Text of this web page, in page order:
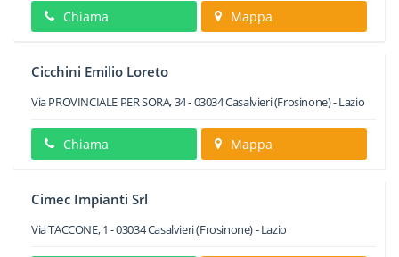
Chiama Mappa
Cicchini Emilio Loreto
Via PROVINCIALE PER SORA, 34-03034Casalvieri(Frosinone) -Lazio
Chiama Mappa
Cimec Impianti Srl
Via TACCONE, 1 -03034Casalvieri(Frosinone) -Lazio